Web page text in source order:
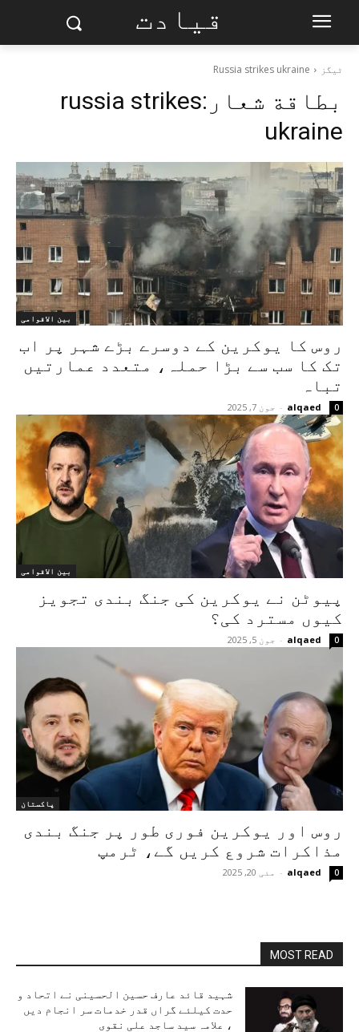
قیادت
ٹیگز Russia strikes ukraine
بطاقة شعار:russia strikes
ukraine
بین الاقوامی
روس کا یوکرین کے دوسرے بڑے شہر پر اب
تک کا سب سے بڑا حملہ، متعدد عمارتیں
تباہ
alqaed
- جون 7, 2025 0
بین الاقوامی
پیوٹن نے یوکرین کی جنگ بندی تجویز
کیوں مسترد کی؟
alqaed
- جون 5, 2025 0
پاکستان
روس اور یوکرین فوری طور پر جنگ بندی
مذاکرات شروع کریں گے، ٹرمپ
alqaed
- مئی 20, 2025 0
MOST READ
شہید قائد عارف حسین الحسینی نے اتحاد و
حدت کیلئے گراں قدر خدمات سر انجام دیں
، علامہ سید ساجد علی نقوی